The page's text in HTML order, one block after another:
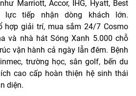
Marriott, Accor, IHG, Hyatt, Best
lực tiếp nhận dòng khách lớn.
hợp giải trí, mua sắm 24/7 Cosmo
và nhà hát Sóng Xanh 5.000 chỗ
vận hành cả ngày lẫn đêm. Bệnh
trường học, sân golf, bến du
cao cấp hoàn thiện hệ sinh thái
diện.